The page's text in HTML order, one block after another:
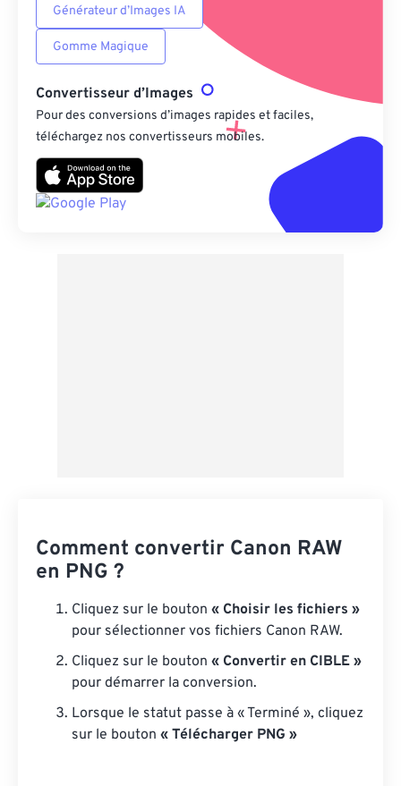
Générateur d’Images IA
Gomme Magique
Convertisseur d’Images
Pour des conversions d’images rapides et faciles,
téléchargez nos convertisseurs mobiles.
Comment convertir Canon RAW
en PNG ?
Cliquez sur le bouton « Choisir les fichiers »
pour sélectionner vos fichiers Canon RAW.
Cliquez sur le bouton « Convertir en CIBLE »
pour démarrer la conversion.
Lorsque le statut passe à « Terminé », cliquez
sur le bouton « Télécharger PNG »